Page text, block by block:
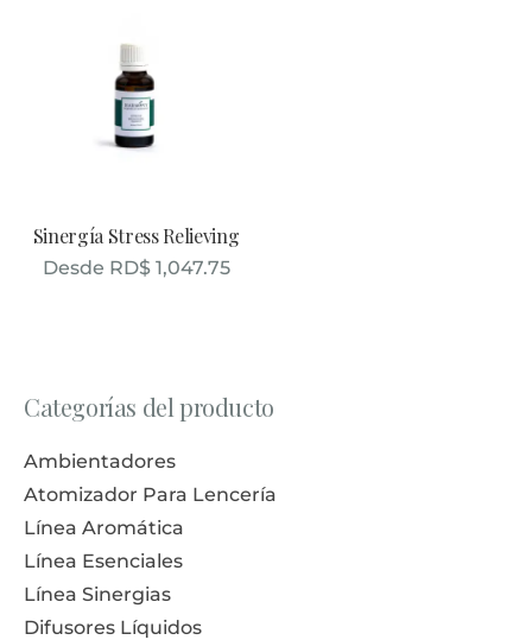
Categorías del producto
Ambientadores
Atomizador Para Lencería
Línea Aromática
Línea Esenciales
Línea Sinergias
Difusores Líquidos
Sinergía Stress Relieving
Desde RD$1,047.75